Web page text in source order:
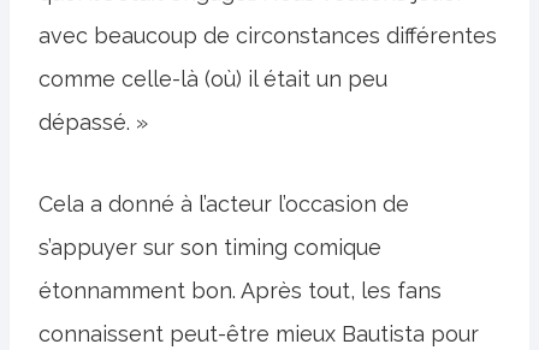
avec beaucoup de circonstances différentes
comme celle-là (où) il était un peu
dépassé. »
Cela a donné à l’acteur l’occasion de
s’appuyer sur son timing comique
étonnamment bon. Après tout, les fans
connaissent peut-être mieux Bautista pour